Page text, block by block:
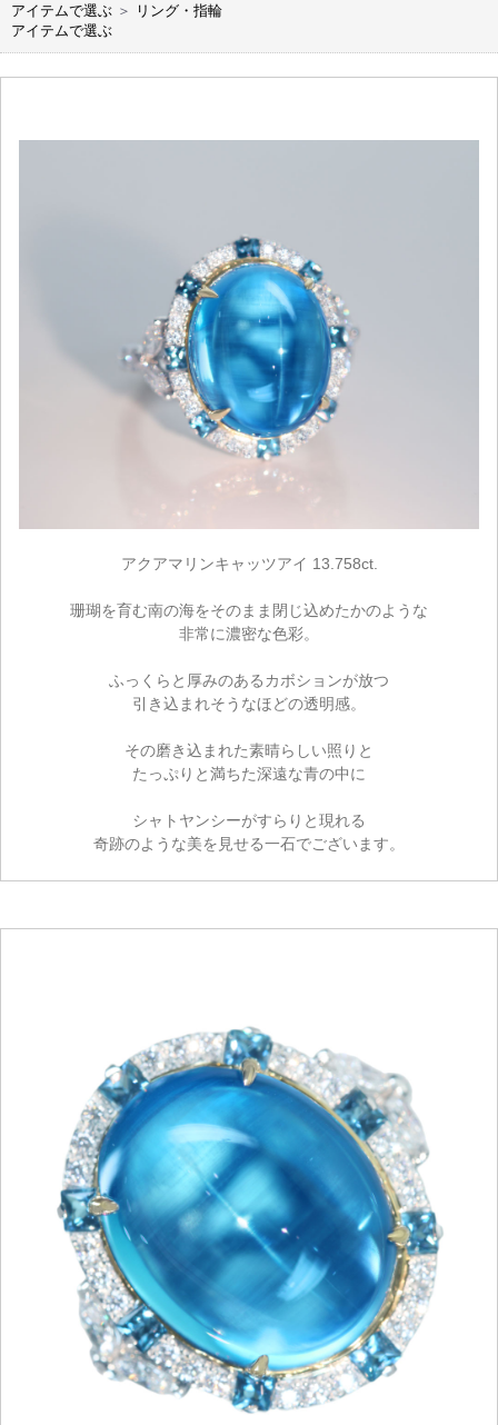
アイテムで選ぶ ＞
リング・指輪
アイテムで選ぶ
アクアマリンキャッツアイ 13.758ct.
珊瑚を育む南の海をそのまま閉じ込めたかのような
非常に濃密な色彩。
ふっくらと厚みのあるカボションが放つ
引き込まれそうなほどの透明感。
その磨き込まれた素晴らしい照りと
たっぷりと満ちた深遠な青の中に
シャトヤンシーがすらりと現れる
奇跡のような美を見せる一石でございます。